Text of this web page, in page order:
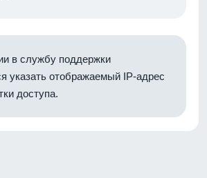
в службу поддержки
указать отображаемый IP-адрес
доступа.